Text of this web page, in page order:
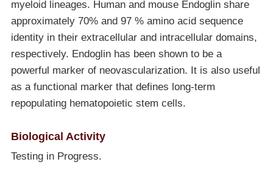
myeloid lineages. Human and mouse Endoglin share
approximately 70% and 97 % amino acid sequence
identity in their extracellular and intracellular domains,
respectively. Endoglin has been shown to be a
powerful marker of neovascularization. It is also useful
as a functional marker that defines long-term
repopulating hematopoietic stem cells.
Biological Activity
Testing in Progress.